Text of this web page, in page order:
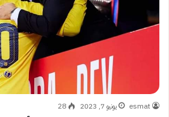
esmat يونيو 7, 2023 28